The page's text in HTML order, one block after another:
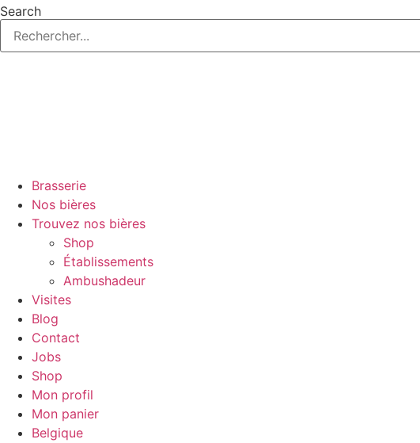
Aller
contenu
Search
Brasserie
Nos bières
Trouvez nos bières
Shop
Établissements
Ambushadeur
Visites
Blog
Contact
Jobs
Shop
Mon profil
Mon panier
Belgique